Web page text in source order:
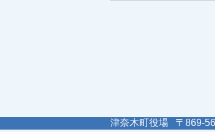
津奈木町役場 〒869-